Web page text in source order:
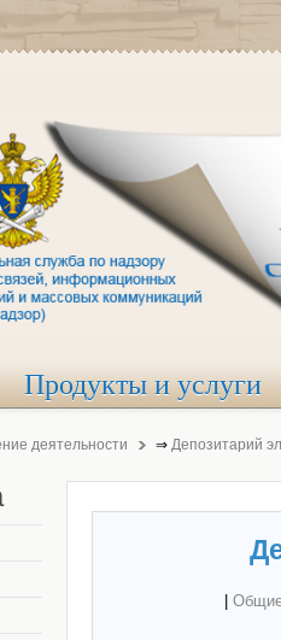
Продукты и услуги
деятельности ⇒ Депозитарий